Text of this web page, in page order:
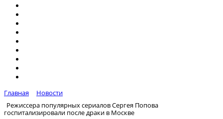
Главная
Новости
Режиссера популярных сериалов Сергея Попова
госпитализировали после драки в Москве